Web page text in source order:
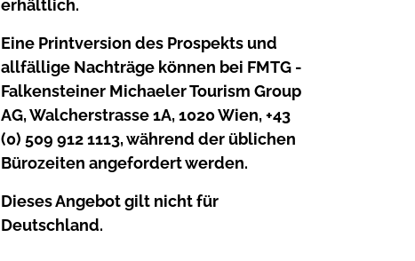
erhältlich.
Eine Printversion des Prospekts und
allfällige Nachträge können bei FMTG -
Falkensteiner Michaeler Tourism Group
AG, Walcherstrasse 1A, 1020 Wien, +43
(0) 509 912 1113, während der üblichen
Bürozeiten angefordert werden.
Dieses Angebot gilt nicht für
Deutschland.